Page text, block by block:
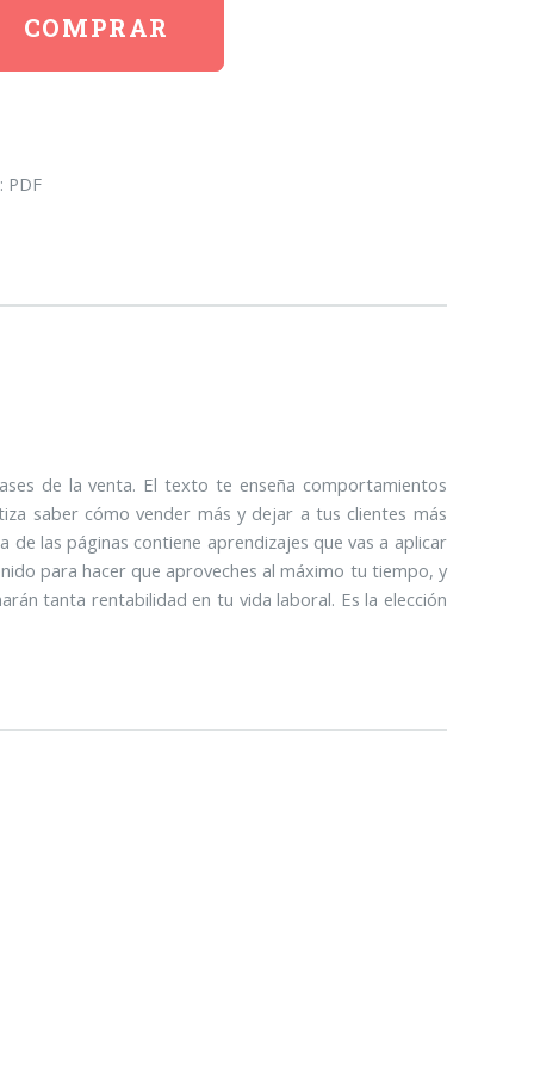
COMPRAR
: PDF
de la venta. El texto te enseña comportamientos
saber cómo vender más y dejar a tus clientes más
las páginas contiene aprendizajes que vas a aplicar
para hacer que aproveches al máximo tu tiempo, y
tanta rentabilidad en tu vida laboral. Es la elección